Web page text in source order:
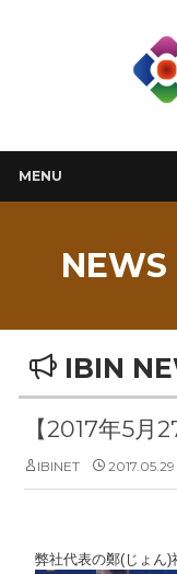
MENU
NEWS
IBIN
IBINET 2017.05.29
弊社代表の鄭(じょん)